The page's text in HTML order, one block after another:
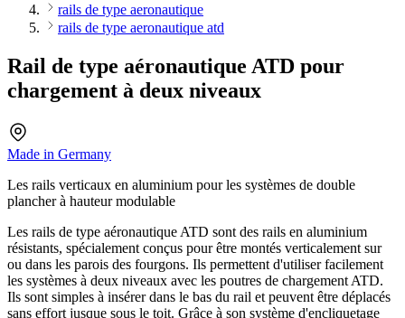
rails de type aeronautique
rails de type aeronautique atd
Rail de type aéronautique ATD pour
chargement à deux niveaux
Made in Germany
Les rails verticaux en aluminium pour les systèmes de double
plancher à hauteur modulable
Les rails de type aéronautique ATD sont des rails en aluminium
résistants, spécialement conçus pour être montés verticalement sur
ou dans les parois des fourgons. Ils permettent d'utiliser facilement
les systèmes à deux niveaux avec les poutres de chargement ATD.
Ils sont simples à insérer dans le bas du rail et peuvent être déplacés
sans effort jusque sous le toit. Grâce à son système d'encliquetage